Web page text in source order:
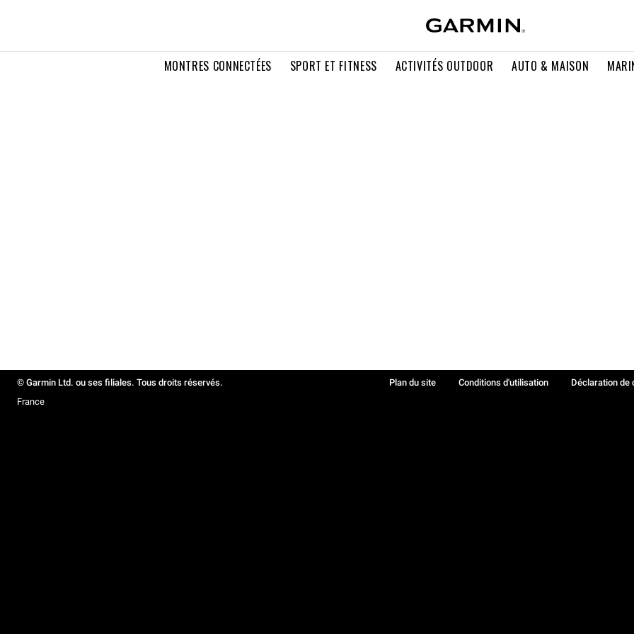
MONTRES CONNECTÉES SPORT ET FITNESS ACTIVITÉS OUTDOOR AUTO & MAISON
© Garmin Ltd. ou ses filiales. Tous droits réservés. Plan du site Conditions d'utilisation Déclaration de
France